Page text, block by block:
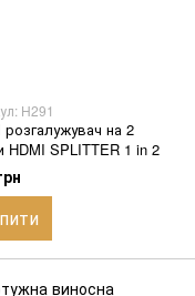
H291
розгалужувач на 2
HDMI SPLITTER 1 in 2